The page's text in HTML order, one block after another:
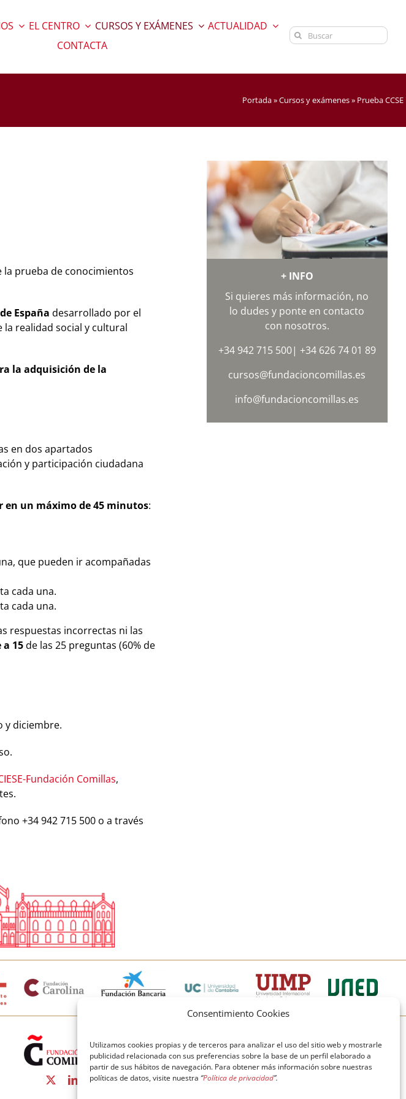
Consentimiento Cookies
Utilizamos cookies propias y de terceros para analizar el uso del sitio web y mostrarle
publicidad relacionada con sus preferencias sobre la base de un perfil elaborado a
partir de sus hábitos de navegación. Para obtener más información sobre nuestras
políticas de datos, visite nuestra “Política de privacidad”.
EL CENTRO CURSOS Y EXÁMENES
ACTUALIDAD
CONTACTA
Buscar:
Portada»Cursos y exámenes» Prueba CCSE
prueba de conocimientos
España desarrollado por el
realidad social y cultural
la adquisición de la
en dos apartados
y participación ciudadana
en un máximo de 45 minutos:
que pueden ir acompañadas
cada una.
cada una.
respuestas incorrectas ni las
15de las 25 preguntas (60% de
y diciembre.
Fundación Comillas,
+34 942 715 500 o a través
+ INFO
Si quieres más información, no
lo dudes y ponte en contacto
con nosotros.
+34 942 715 500| +34 626 74 01 89
cursos@fundacioncomillas.es
info@fundacioncomillas.es
© Copyright Fundación Comillas
Política de cookies
Política de privacidad
Aviso legal